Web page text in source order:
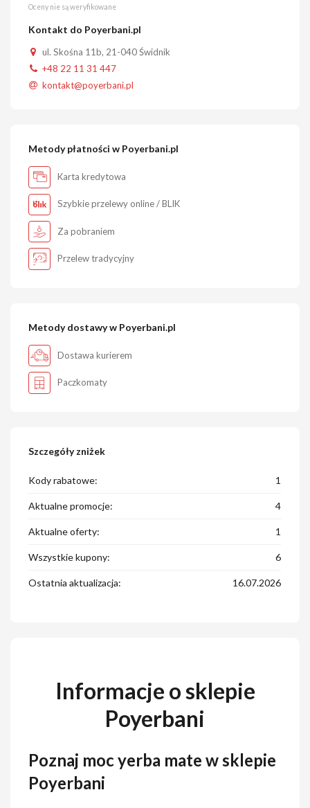
Oceny nie są weryfikowane
Kontakt do Poyerbani.pl
ul. Skośna 11b, 21-040 Świdnik
+48 22 11 31 447
kontakt@poyerbani.pl
Metody płatności w Poyerbani.pl
Karta kredytowa
Szybkie przelewy online / BLIK
Za pobraniem
Przelew tradycyjny
Metody dostawy w Poyerbani.pl
Dostawa kurierem
Paczkomaty
Szczegóły zniżek
Kody rabatowe: 1
Aktualne promocje: 4
Aktualne oferty: 1
Wszystkie kupony: 6
Ostatnia aktualizacja: 16.07.2026
Informacje o sklepie
Poyerbani
Poznaj moc yerba mate w sklepie
Poyerbani